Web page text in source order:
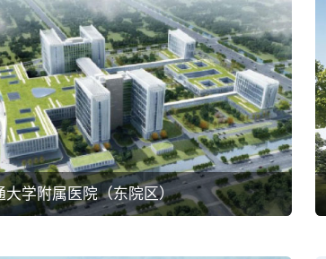
大学附属医院（东院区）